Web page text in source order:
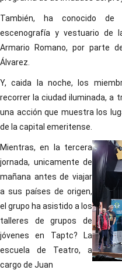
También, ha conocido de
escenografía y vestuario de
Armario Romano, por parte
Álvarez.
Y, caida la noche, los
recorrer la ciudad iluminada, a
una acción que muestra los
de la capital emeritense.
Mientras, en la tercera
jornada, unicamente de
mañana antes de viajar
a sus países de origen,
el grupo ha asistido a los
talleres de grupos de
jóvenes en Taptc? La
escuela de Teatro, a
cargo de Juan